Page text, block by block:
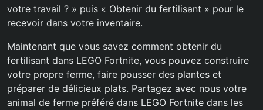
votre travail ? » puis « Obtenir du fertilisant » pour le
recevoir dans votre inventaire.
Maintenant que vous savez comment obtenir du
fertilisant dans LEGO Fortnite, vous pouvez construire
votre propre ferme, faire pousser des plantes et
préparer de délicieux plats. Partagez avec nous votre
animal de ferme préféré dans LEGO Fortnite dans les